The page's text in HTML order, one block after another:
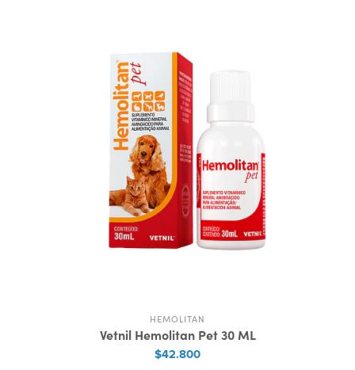
HEMOLITAN
Vetnil Hemolitan Pet 30 ML
$42.800